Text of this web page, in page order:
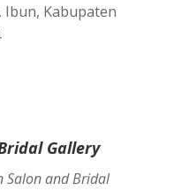
Ibun, Kabupaten
Gallery
Salon and Bridal